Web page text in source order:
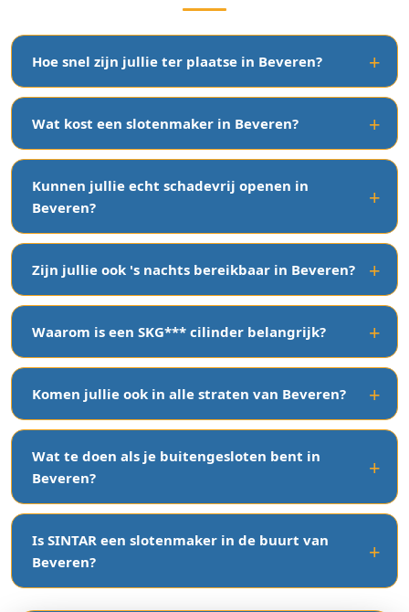
Hoe snel zijn jullie ter plaatse in Beveren?
Wat kost een slotenmaker in Beveren?
Kunnen jullie echt schadevrij openen in
Beveren?
Zijn jullie ook 's nachts bereikbaar in Beveren?
Waarom is een SKG*** cilinder belangrijk?
Komen jullie ook in alle straten van Beveren?
Wat te doen als je buitengesloten bent in
Beveren?
Is SINTAR een slotenmaker in de buurt van
Beveren?